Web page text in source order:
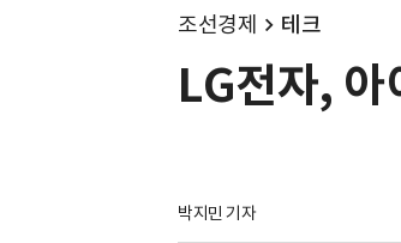
조선경제 테크
LG전자, 아
박지민 기자